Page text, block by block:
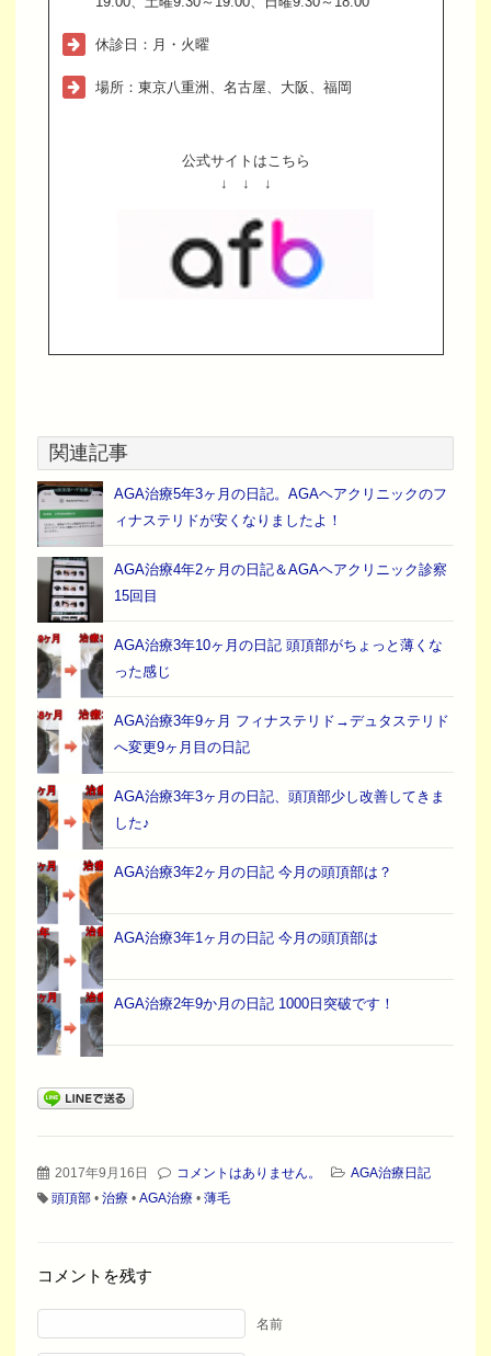
休診日：月・火曜
場所：東京八重洲、名古屋、大阪、福岡
公式サイトはこちら
↓ ↓ ↓
関連記事
AGA治療5年3ヶ月の日記。AGAヘアクリニックのフ
ィナステリドが安くなりましたよ！
AGA治療4年2ヶ月の日記＆AGAヘアクリニック診察
15回目
AGA治療3年10ヶ月の日記 頭頂部がちょっと薄くな
った感じ
AGA治療3年9ヶ月 フィナステリド→デュタステリド
へ変更9ヶ月目の日記
AGA治療3年3ヶ月の日記、頭頂部少し改善してきま
した♪
AGA治療3年2ヶ月の日記 今月の頭頂部は？
AGA治療3年1ヶ月の日記 今月の頭頂部は
AGA治療2年9か月の日記 1000日突破です！
2017年9月16日 コメントはありません。
AGA治療日記
頭頂部 • 治療 • AGA治療 • 薄毛
コメントを残す
名前